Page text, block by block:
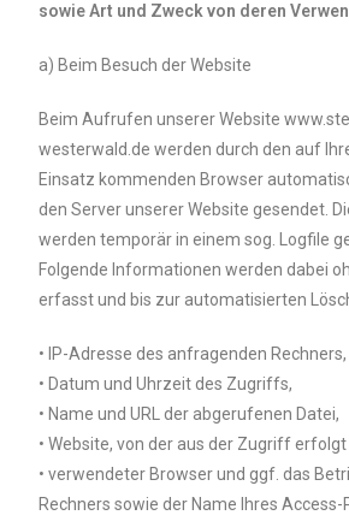
sowie Art und Zweck von deren
a) Beim Besuch der Website
Beim Aufrufen unserer Website
westerwald.de werden durch den auf
Einsatz kommenden Browser
den Server unserer Website gesendet.
werden temporär in einem sog. Logfile
Folgende Informationen werden dabei
erfasst und bis zur automatisierten
• IP-Adresse des anfragenden Rechners,
• Datum und Uhrzeit des Zugriffs,
• Name und URL der abgerufenen Datei,
• Website, von der aus der Zugriff
• verwendeter Browser und ggf. das
Rechners sowie der Name Ihres Access-